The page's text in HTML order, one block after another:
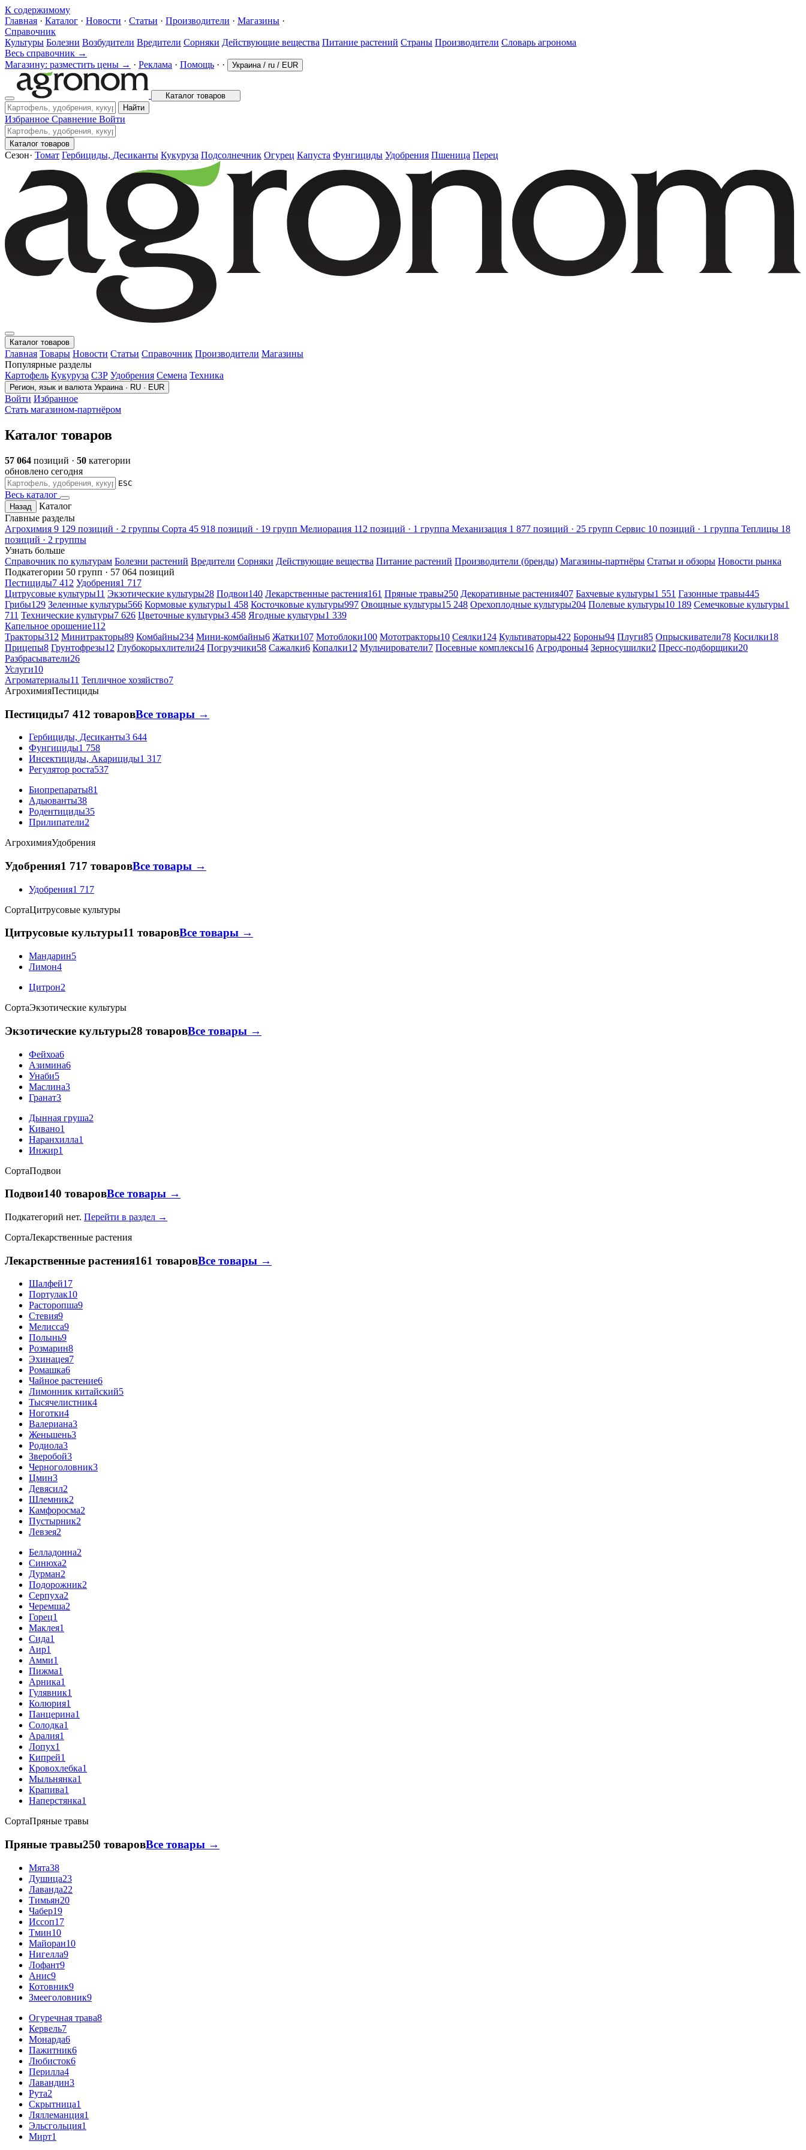
К содержимому
Главная · Каталог · Новости · Статьи · Производители · Магазины ·
Справочник
Культуры Болезни Возбудители Вредители Сорняки Действующие вещества Питание растений Страны Производители Словарь агронома
Весь справочник →
Магазину: разместить цены → · Реклама · Помощь · · Украина / ru / EUR
Каталог товаров
Найти
Избранное Сравнение Войти
Каталог товаров
Сезон· Томат Гербициды, Десиканты Кукуруза Подсолнечник Огурец Капуста Фунгициды Удобрения Пшеница Перец
Каталог товаров
Главная Товары Новости Статьи Справочник Производители Магазины
Популярные разделы
Картофель Кукуруза СЗР Удобрения Семена Техника
Регион, язык и валюта Украина · RU · EUR
Войти Избранное
Стать магазином-партнёром
Каталог товаров
57 064 позиций · 50 категории
обновлено сегодня
ESC
Весь каталог
Назад
Каталог
Главные разделы
Агрохимия 9 129 позиций · 2 группы Сорта 45 918 позиций · 19 групп Мелиорация 112 позиций · 1 группа Механизация 1 877 позиций · 25 групп Сервис 10 позиций · 1 группа Теплицы 18
позиций · 2 группы
Узнать больше
Справочник по культурам Болезни растений Вредители Сорняки Действующие вещества Питание растений Производители (бренды) Магазины-партнёры Статьи и обзоры Новости рынка
Подкатегории 50 групп · 57 064 позиций
Пестициды7 412 Удобрения1 717
Цитрусовые культуры11 Экзотические культуры28 Подвои140 Лекарственные растения161 Пряные травы250 Декоративные растения407 Бахчевые культуры1 551 Газонные травы445
Грибы129 Зеленные культуры566 Кормовые культуры1 458 Косточковые культуры997 Овощные культуры15 248 Орехоплодные культуры204 Полевые культуры10 189 Семечковые культуры1
711 Технические культуры7 626 Цветочные культуры3 458 Ягодные культуры1 339
Капельное орошение112
Тракторы312 Минитракторы89 Комбайны234 Мини-комбайны6 Жатки107 Мотоблоки100 Мототракторы10 Сеялки124 Культиваторы422 Бороны94 Плуги85 Опрыскиватели78 Косилки18
Прицепы8 Грунтофрезы12 Глубокорыхлители24 Погрузчики58 Сажалки6 Копалки12 Мульчирователи7 Посевные комплексы16 Агродроны4 Зерносушилки2 Пресс-подборщики20
Разбрасыватели26
Услуги10
Агроматериалы11 Тепличное хозяйство7
АгрохимияПестициды
Пестициды7 412 товаровВсе товары →
Гербициды, Десиканты3 644
Фунгициды1 758
Инсектициды, Акарициды1 317
Регулятор роста537
Биопрепараты81
Адьюванты38
Родентициды35
Прилипатели2
АгрохимияУдобрения
Удобрения1 717 товаровВсе товары →
Удобрения1 717
СортаЦитрусовые культуры
Цитрусовые культуры11 товаровВсе товары →
Мандарин5
Лимон4
Цитрон2
СортаЭкзотические культуры
Экзотические культуры28 товаровВсе товары →
Фейхоа6
Азимина6
Унаби5
Маслина3
Гранат3
Дынная груша2
Кивано1
Наранхилла1
Инжир1
СортаПодвои
Подвои140 товаровВсе товары →
Подкатегорий нет. Перейти в раздел →
СортаЛекарственные растения
Лекарственные растения161 товаровВсе товары →
Шалфей17
Портулак10
Расторопша9
Стевия9
Мелисса9
Полынь9
Розмарин8
Эхинацея7
Ромашка6
Чайное растение6
Лимонник китайский5
Тысячелистник4
Ноготки4
Валериана3
Женьшень3
Родиола3
Зверобой3
Черноголовник3
Цмин3
Девясил2
Шлемник2
Камфоросма2
Пустырник2
Левзея2
Белладонна2
Синюха2
Дурман2
Подорожник2
Серпуха2
Черемша2
Горец1
Маклея1
Сида1
Аир1
Амми1
Пижма1
Арника1
Гулявник1
Колюрия1
Панцерина1
Солодка1
Аралия1
Лопух1
Кипрей1
Кровохлебка1
Мыльнянка1
Крапива1
Наперстянка1
СортаПряные травы
Пряные травы250 товаровВсе товары →
Мята38
Душица23
Лаванда22
Тимьян20
Чабер19
Иссоп17
Тмин10
Майоран10
Нигелла9
Лофант9
Анис9
Котовник9
Змееголовник9
Огуречная трава8
Кервель7
Монарда6
Пажитник6
Любисток6
Перилла4
Лавандин3
Рута2
Скрытница1
Ляллеманция1
Эльсгольция1
Мирт1